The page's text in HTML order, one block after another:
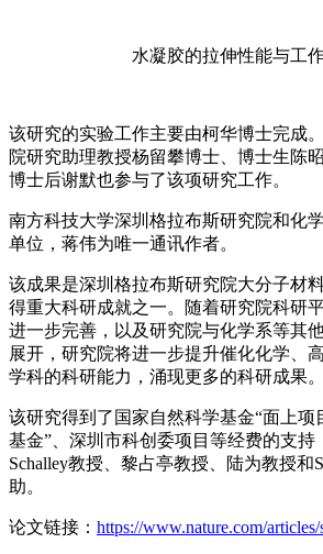
水凝胶的拉伸性能与工
该研究的实验工作主要由柯华博士完成
院研究助理教授杨留攀博士、博士生陈
博士后谢默也参与了该项研究工作。
南方科技大学深圳格拉布斯研究院和化
单位，蒋伟为唯一通讯作者。
该成果是深圳格拉布斯研究院大分子材
得重大科研成就之一。随着研究院科研
进一步完善，以及研究院与化学系等其
展开，研究院将进一步提升催化化学、
学科的科研能力，涌现更多的科研成果。
该研究得到了国家自然科学基金“面上项
基金”、深圳市科创委项目等经费的支持
Schalley教授、黎占亭教授、陆为教授和
助。
论文链接： https://www.nature.com/